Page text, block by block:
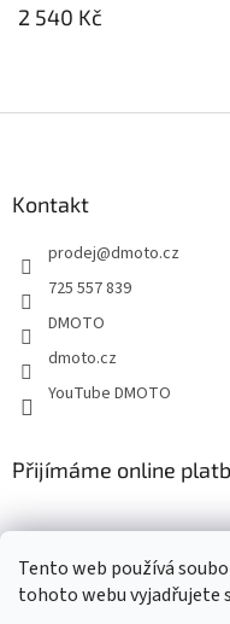
Tento web používá
tohoto webu vyjadřujete
2 540 Kč
Kontakt
prodej@dmoto.cz
725 557 839
DMOTO
dmoto.cz
YouTube DMOTO
Přijímáme online